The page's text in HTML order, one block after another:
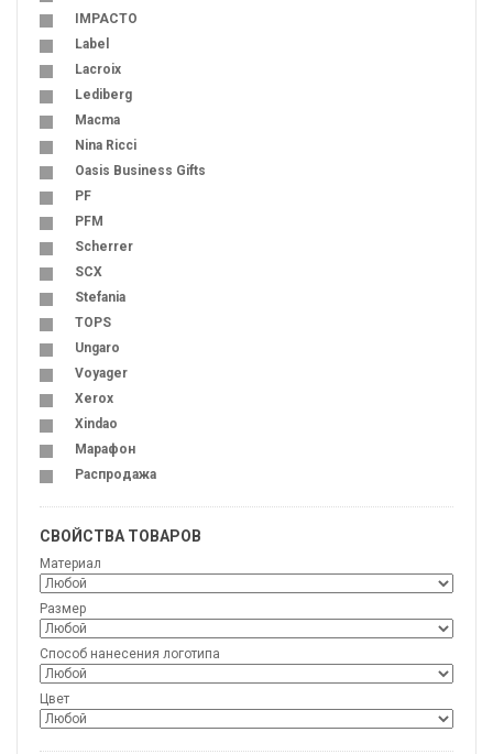
IMPACTO
Label
Lacroix
Lediberg
Macma
Nina Ricci
Oasis Business Gifts
PF
PFM
Scherrer
SCX
Stefania
TOPS
Ungaro
Voyager
Xerox
Xindao
Марафон
Распродажа
СВОЙСТВА ТОВАРОВ
Материал
Размер
Способ нанесения логотипа
Цвет